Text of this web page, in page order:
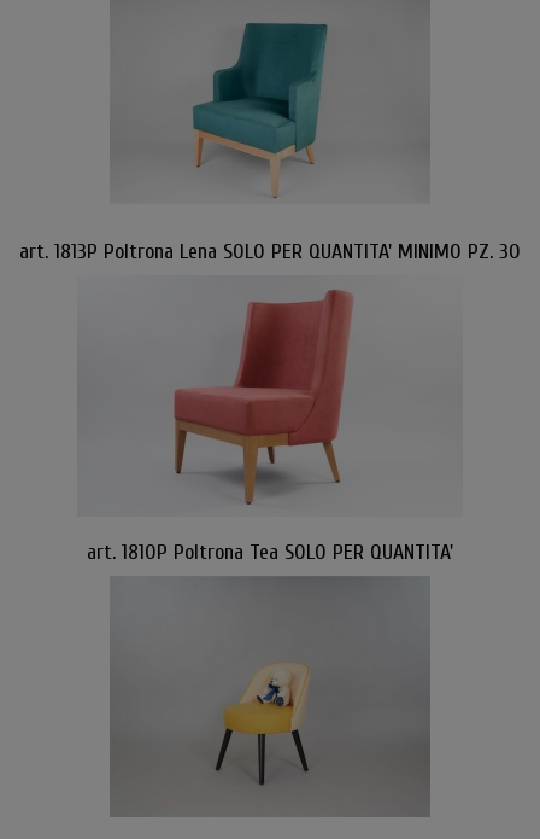
art. 1813P Poltrona Lena SOLO PER QUANTITA' MINIMO PZ. 30
art. 1810P Poltrona Tea SOLO PER QUANTITA'